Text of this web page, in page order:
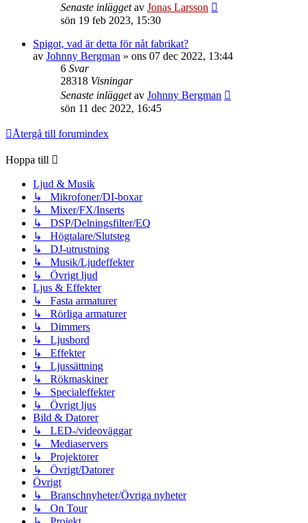
Senaste inläggetav Jonas Larsson
sön 19 feb 2023, 15:30
Spigot, vad är detta för nåt fabrikat?
av Johnny Bergman » ons 07 dec 2022, 13:44
6 Svar
28318 Visningar
Senaste inläggetav Johnny Bergman
sön 11 dec 2022, 16:45
Återgå till forumindex
Hoppa till
Ljud & Musik
↳ Mikrofoner/DI-boxar
↳ Mixer/FX/Inserts
↳ DSP/Delningsfilter/EQ
↳ Högtalare/Slutsteg
↳ DJ-utrustning
↳ Musik/Ljudeffekter
↳ Övrigt ljud
Ljus & Effekter
↳ Fasta armaturer
↳ Rörliga armaturer
↳ Dimmers
↳ Ljusbord
↳ Effekter
↳ Ljussättning
↳ Rökmaskiner
↳ Specialeffekter
↳ Övrigt ljus
Bild & Datorer
↳ LED-/videoväggar
↳ Mediaservers
↳ Projektorer
↳ Övrigt/Datorer
Övrigt
↳ Branschnyheter/Övriga nyheter
↳ On Tour